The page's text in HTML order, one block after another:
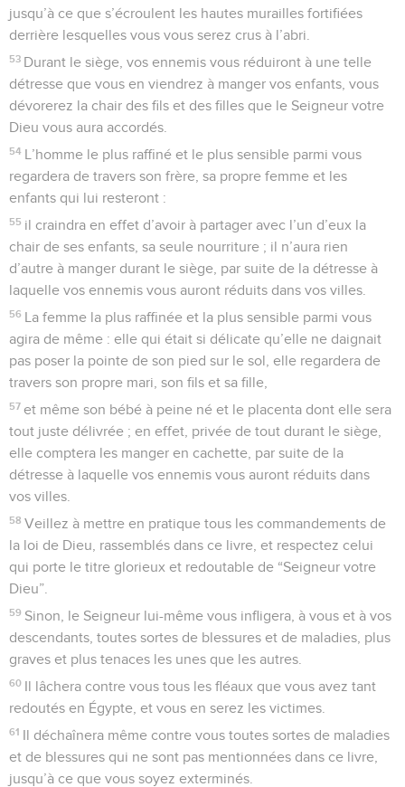
jusqu’à ce que s’écroulent les hautes murailles fortifiées
derrière lesquelles vous vous serez crus à l’abri.
53 Durant le siège, vos ennemis vous réduiront à une telle
détresse que vous en viendrez à manger vos enfants, vous
dévorerez la chair des fils et des filles que le Seigneur votre
Dieu vous aura accordés.
54 L’homme le plus raffiné et le plus sensible parmi vous
regardera de travers son frère, sa propre femme et les
enfants qui lui resteront :
55 il craindra en effet d’avoir à partager avec l’un d’eux la
chair de ses enfants, sa seule nourriture ; il n’aura rien
d’autre à manger durant le siège, par suite de la détresse à
laquelle vos ennemis vous auront réduits dans vos villes.
56 La femme la plus raffinée et la plus sensible parmi vous
agira de même : elle qui était si délicate qu’elle ne daignait
pas poser la pointe de son pied sur le sol, elle regardera de
travers son propre mari, son fils et sa fille,
57 et même son bébé à peine né et le placenta dont elle sera
tout juste délivrée ; en effet, privée de tout durant le siège,
elle comptera les manger en cachette, par suite de la
détresse à laquelle vos ennemis vous auront réduits dans
vos villes.
58 Veillez à mettre en pratique tous les commandements de
la loi de Dieu, rassemblés dans ce livre, et respectez celui
qui porte le titre glorieux et redoutable de “Seigneur votre
Dieu”.
59 Sinon, le Seigneur lui-même vous infligera, à vous et à vos
descendants, toutes sortes de blessures et de maladies, plus
graves et plus tenaces les unes que les autres.
60 Il lâchera contre vous tous les fléaux que vous avez tant
redoutés en Égypte, et vous en serez les victimes.
61 Il déchaînera même contre vous toutes sortes de maladies
et de blessures qui ne sont pas mentionnées dans ce livre,
jusqu’à ce que vous soyez exterminés.